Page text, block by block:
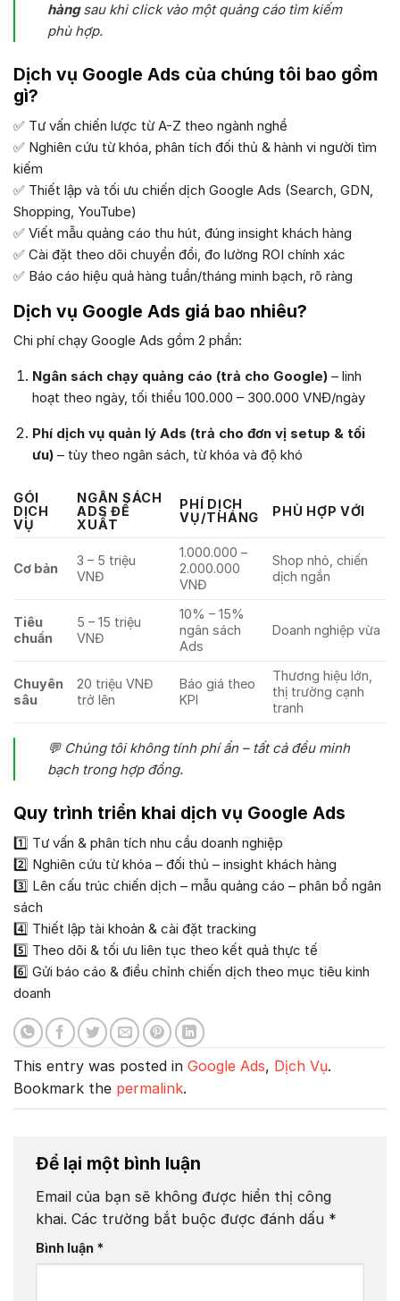
hàngsau khi click vào một quảng cáo tìm kiếm
phù hợp.
Dịch vụ Google Ads của chúng tôi bao gồm
gì?
✅ Tư vấn chiến lược từ A-Z theo ngành nghề
✅ Nghiên cứu từ khóa, phân tích đối thủ & hành vi người tìm
kiếm
✅ Thiết lập và tối ưu chiến dịch Google Ads (Search, GDN,
Shopping, YouTube)
✅ Viết mẫu quảng cáo thu hút, đúng insight khách hàng
✅ Cài đặt theo dõi chuyển đổi, đo lường ROI chính xác
✅ Báo cáo hiệu quả hàng tuần/tháng minh bạch, rõ ràng
Dịch vụ Google Ads giá bao nhiêu?
Chi phí chạy Google Ads gồm 2 phần:
Ngân sách chạy quảng cáo (trả cho Google)– linh
hoạt theo ngày, tối thiểu 100.000 – 300.000 VNĐ/ngày
Phí dịch vụ quản lý Ads (trả cho đơn vị setup & tối
ưu)– tùy theo ngân sách, từ khóa và độ khó
GÓI
DỊCH
VỤ
NGÂN SÁCH
ADS ĐỀ
XUẤT
PHÍ DỊCH
VỤ/THÁNG
PHÙ HỢP VỚI
Cơ bản
3 – 5 triệu
VNĐ
1.000.000 –
2.000.000
VNĐ
Shop nhỏ, chiến
dịch ngắn
Tiêu
chuẩn
5 – 15 triệu
VNĐ
10% – 15%
ngân sách
Ads
Doanh nghiệp vừa
Chuyên
sâu
20 triệu VNĐ
trở lên
Báo giá theo
KPI
Thương hiệu lớn,
thị trường cạnh
tranh
💬 Chúng tôi không tính phí ẩn – tất cả đều minh
bạch trong hợp đồng.
Quy trình triển khai dịch vụ Google Ads
1️⃣ Tư vấn & phân tích nhu cầu doanh nghiệp
2️⃣ Nghiên cứu từ khóa – đối thủ – insight khách hàng
3️⃣ Lên cấu trúc chiến dịch – mẫu quảng cáo – phân bổ ngân
sách
4️⃣ Thiết lập tài khoản & cài đặt tracking
5️⃣ Theo dõi & tối ưu liên tục theo kết quả thực tế
6️⃣ Gửi báo cáo & điều chỉnh chiến dịch theo mục tiêu kinh
doanh
This entry was posted in Google Ads, Dịch Vụ.
Bookmark the permalink.
Để lại một bình luận
Email của bạn sẽ không được hiển thị công
khai. Các trường bắt buộc được đánh dấu *
Bình luận *